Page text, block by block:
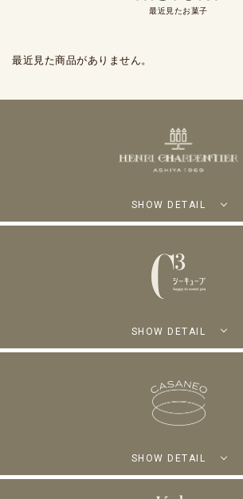
最近見たお菓子
最近見た商品がありません。
SHOW DETAIL
SHOW DETAIL
SHOW DETAIL